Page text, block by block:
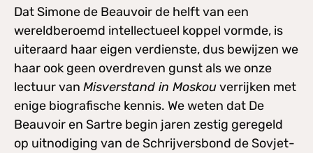
Dat Simone de Beauvoir de helft van een
wereldberoemd intellectueel koppel vormde, is
uiteraard haar eigen verdienste, dus bewijzen we
haar ook geen overdreven gunst als we onze
lectuur van Misverstand in Moskouverrijken met
enige biografische kennis. We weten dat De
Beauvoir en Sartre begin jaren zestig geregeld
op uitnodiging van de Schrijversbond de Sovjet-